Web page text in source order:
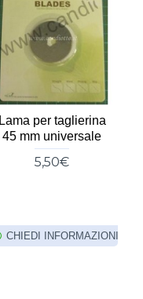
Lama per taglierina
45 mm universale
5,50€
CHIEDI INFORMAZIONI